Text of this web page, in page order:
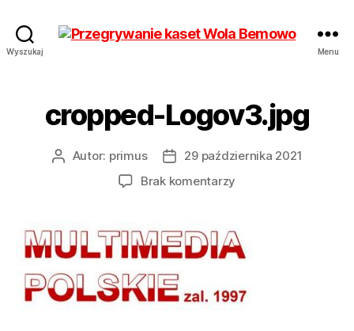
Wyszukaj
od
zł
Menu
cropped-Logov3.jpg
AutorAutor: primus
Data
wpisu
29 października 2021
Brak komentarzy